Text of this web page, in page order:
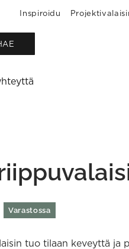
Inspiroidu
Varastossa
tuo tilaan keveyttä ja